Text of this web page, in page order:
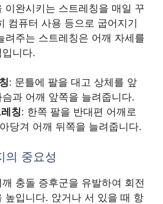
이완시키는 스트레칭을 매일 꾸
컴퓨터 사용 등으로 굽어지기
려주는 스트레칭은 어깨 자세를
니다.
: 문틀에 팔을 대고 상체를 앞
과 어깨 앞쪽을 늘려줍니다.
칭: 한쪽 팔을 반대편 어깨로
당겨 어깨 뒤쪽을 늘려줍니다.
의 중요성
충돌 증후군을 유발하여 회전
높입니다. 앉거나 서 있을 때 항